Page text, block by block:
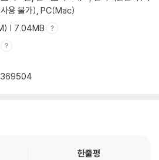
용 불가), PC(Mac)
| 7.04MB
한줄평